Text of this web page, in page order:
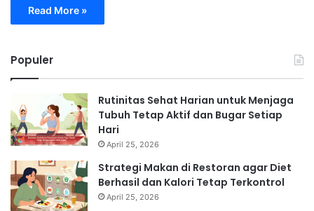
Read More »
Populer
Rutinitas Sehat Harian untuk Menjaga
Tubuh Tetap Aktif dan Bugar Setiap
Hari
April 25, 2026
Strategi Makan di Restoran agar Diet
Berhasil dan Kalori Tetap Terkontrol
April 25, 2026